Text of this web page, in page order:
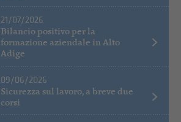
21/07/2026
Bilancio positivo per la
formazione aziendale in Alto
Adige
09/06/2026
Sicurezza sul lavoro, a breve due
corsi